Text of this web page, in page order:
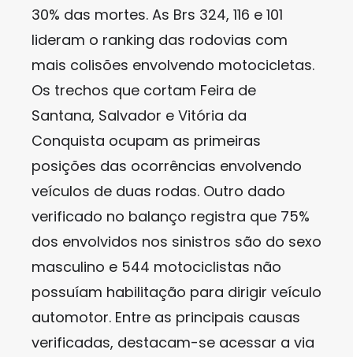
30% das mortes. As Brs 324, 116 e 101
lideram o ranking das rodovias com
mais colisões envolvendo motocicletas.
Os trechos que cortam Feira de
Santana, Salvador e Vitória da
Conquista ocupam as primeiras
posições das ocorrências envolvendo
veículos de duas rodas. Outro dado
verificado no balanço registra que 75%
dos envolvidos nos sinistros são do sexo
masculino e 544 motociclistas não
possuíam habilitação para dirigir veículo
automotor. Entre as principais causas
verificadas, destacam-se acessar a via